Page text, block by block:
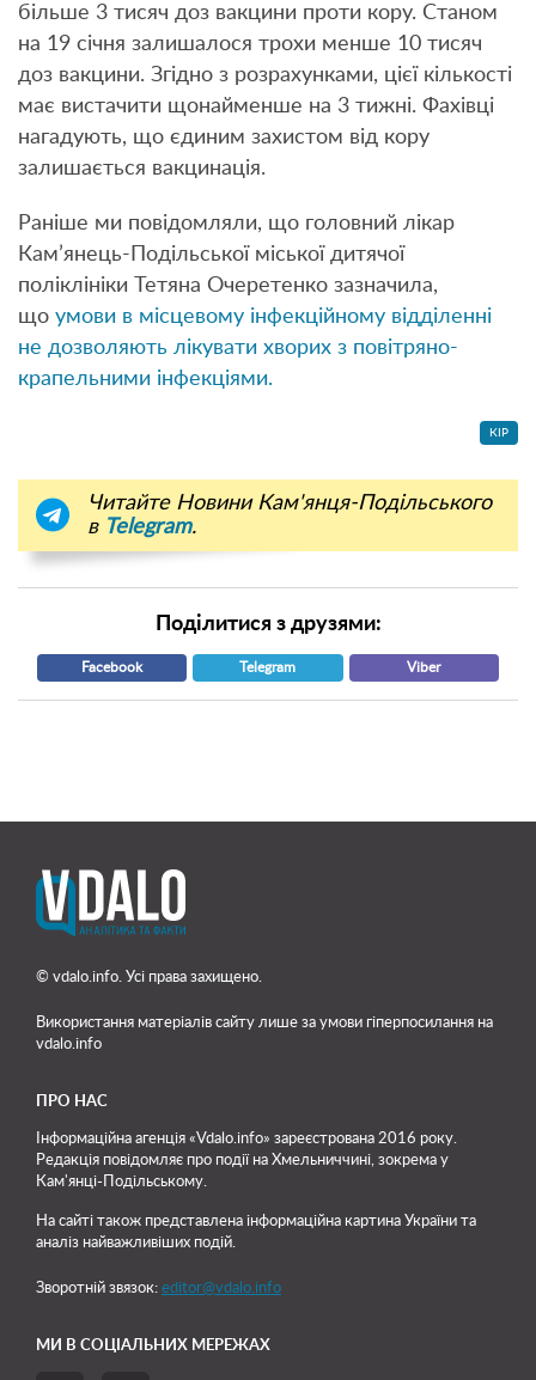
більше 3 тисяч доз вакцини проти кору. Станом
на 19 січня залишалося трохи менше 10 тисяч
доз вакцини. Згідно з розрахунками, цієї кількості
має вистачити щонайменше на 3 тижні. Фахівці
нагадують, що єдиним захистом від кору
залишається вакцинація.
Раніше ми повідомляли, що головний лікар
Кам’янець-Подільської міської дитячої
поліклініки Тетяна Очеретенко зазначила,
що умови в місцевому інфекційному відділенні
не дозволяють лікувати хворих з повітряно-
крапельними інфекціями.
КІР
Читайте Новини Кам'янця-Подільського
в Telegram.
Поділитися з друзями:
Facebook Telegram Viber
© vdalo.info. Усі права захищено.
Використання матеріалів сайту лише за умови гіперпосилання на
vdalo.info
ПРО НАС
Інформаційна агенція «Vdalo.info» зареєстрована 2016 року.
Редакція повідомляє про події на Хмельниччині, зокрема у
Кам'янці-Подільському.
На сайті також представлена інформаційна картина України та
аналіз найважливіших подій.
Зворотній звязок: editor@vdalo.info
МИ В СОЦІАЛЬНИХ МЕРЕЖАХ